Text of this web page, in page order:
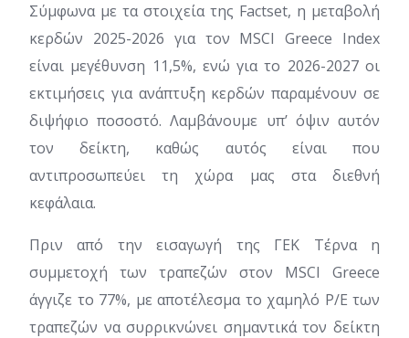
Σύμφωνα με τα στοιχεία της Factset, η μεταβολή
κερδών 2025-2026 για τον MSCI Greece Index
είναι μεγέθυνση 11,5%, ενώ για το 2026-2027 οι
εκτιμήσεις για ανάπτυξη κερδών παραμένουν σε
διψήφιο ποσοστό. Λαμβάνουμε υπ’ όψιν αυτόν
τον δείκτη, καθώς αυτός είναι που
αντιπροσωπεύει τη χώρα μας στα διεθνή
κεφάλαια.
Πριν από την εισαγωγή της ΓΕΚ Τέρνα η
συμμετοχή των τραπεζών στον MSCI Greece
άγγιζε το 77%, με αποτέλεσμα το χαμηλό P/E των
τραπεζών να συρρικνώνει σημαντικά τον δείκτη